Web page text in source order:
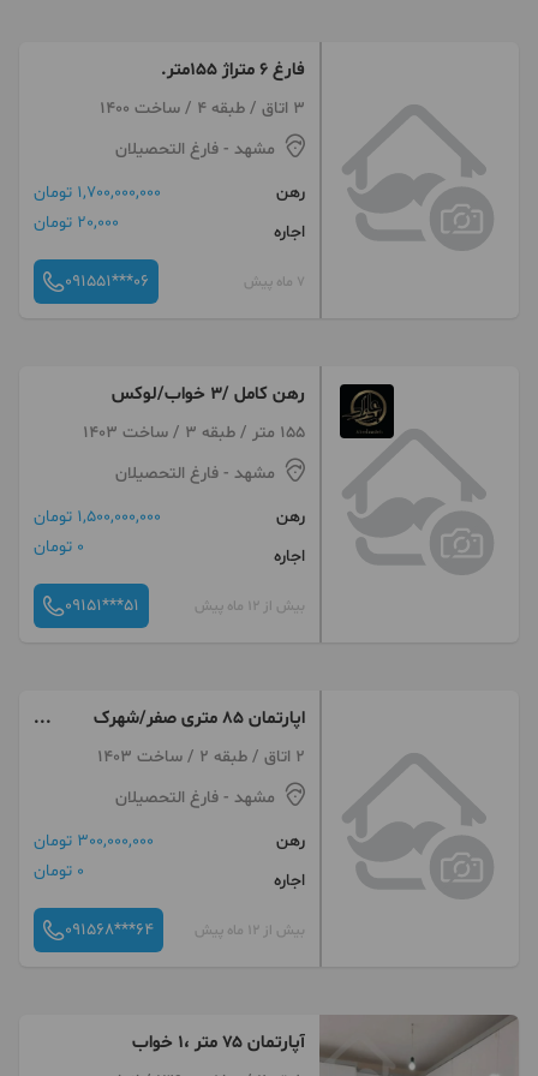
فارغ ۶ متراژ ۱۵۵متر.
3 اتاق / طبقه 4 / ساخت 1400
مشهد - فارغ التحصیلان
رهن
1,700,000,000 تومان
اجاره
20,000 تومان
7 ماه پیش 091551***06
رهن کامل /۳ خواب/لوکس
155 متر / طبقه 3 / ساخت 1403
مشهد - فارغ التحصیلان
رهن
1,500,000,000 تومان
اجاره
0 تومان
بیش از 12 ماه پیش 09151***51
اپارتمان ۸۵ متری صفر/شهرک
ارمغان
2 اتاق / طبقه 2 / ساخت 1403
مشهد - فارغ التحصیلان
رهن
300,000,000 تومان
اجاره
0 تومان
بیش از 12 ماه پیش 091568***64
آپارتمان ۷۵ متر ،۱ خواب